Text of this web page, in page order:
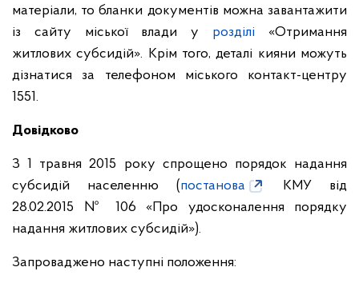
матеріали, то бланки документів можна завантажити
із сайту міської влади у розділі «Отримання
житлових субсидій». Крім того, деталі кияни можуть
дізнатися за телефоном міського контакт-центру
1551.
Довідково
З 1 травня 2015 року спрощено порядок надання
субсидій населенню (постанова
КМУ від
28.02.2015 № 106 «Про удосконалення порядку
надання житлових субсидій»).
Запроваджено наступні положення: